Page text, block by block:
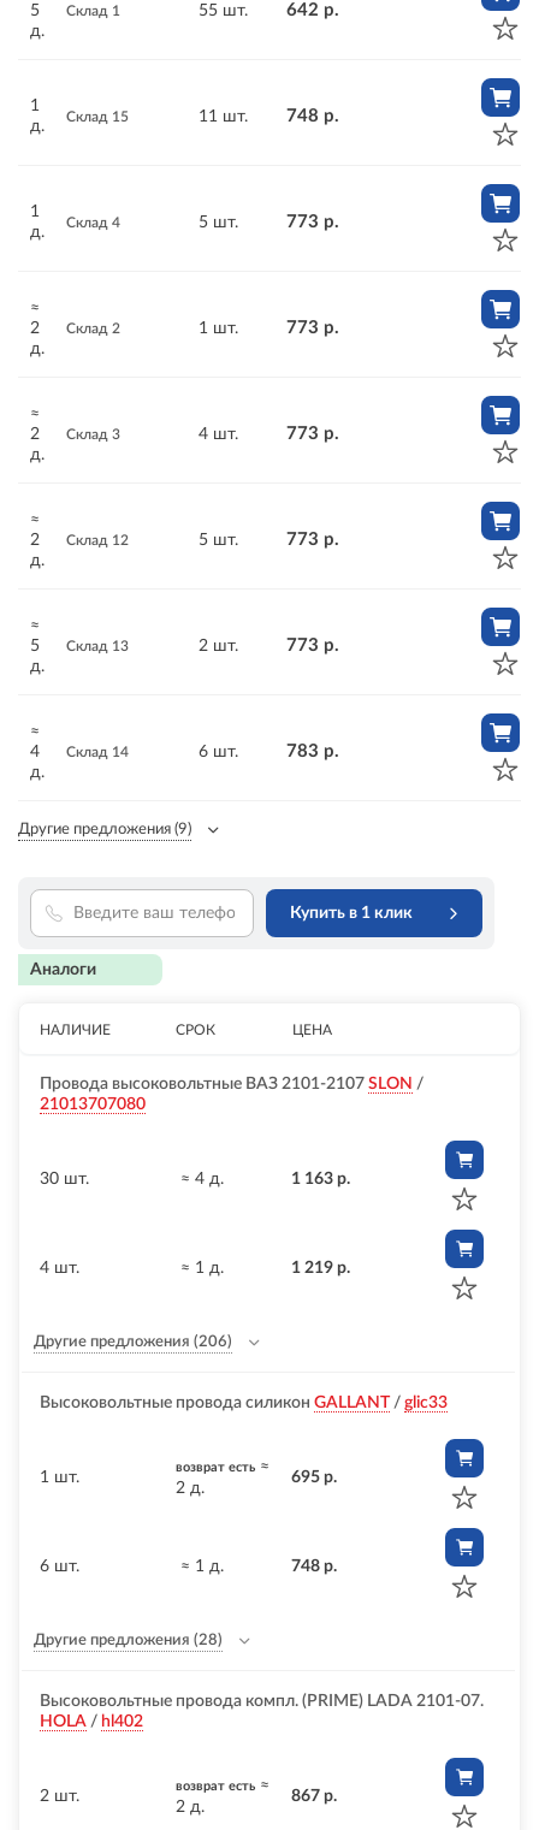
5
д.
Склад 1 55 шт. 642 р.
1
д.
Склад 15 11 шт. 748 р.
1
д.
Склад 4 5 шт. 773 р.
≈
2
д.
Склад 2 1 шт. 773 р.
≈
2
д.
Склад 3 4 шт. 773 р.
≈
2
д.
Склад 12 5 шт. 773 р.
≈
5
д.
Склад 13 2 шт. 773 р.
≈
4
д.
Склад 14 6 шт. 783 р.
Другие предложения (9)
Купить в 1 клик
Аналоги
НАЛИЧИЕ СРОК ЦЕНА
Провода высоковольтные ВАЗ 2101-2107 SLON /
21013707080
30 шт. ≈ 4 д. 1 163 р.
4 шт. ≈ 1 д. 1 219 р.
Другие предложения (206)
Высоковольтные провода силикон GALLANT / glic33
1 шт.
возврат есть ≈
2 д.
695 р.
6 шт. ≈ 1 д. 748 р.
Другие предложения (28)
Высоковольтные провода компл. (PRIME) LADA 2101-07.
HOLA / hl402
2 шт.
возврат есть ≈
2 д.
867 р.